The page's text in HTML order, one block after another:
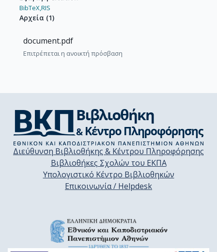
BibTeX,RIS
Αρχεία (1)
document.pdf
Επιτρέπεται η ανοικτή πρόσβαση
Διεύθυνση Βιβλιοθήκης & Κέντρου Πληροφόρησης
Βιβλιοθήκες Σχολών του ΕΚΠΑ
Υπολογιστικό Κέντρο Βιβλιοθηκών
Επικοινωνία / Helpdesk